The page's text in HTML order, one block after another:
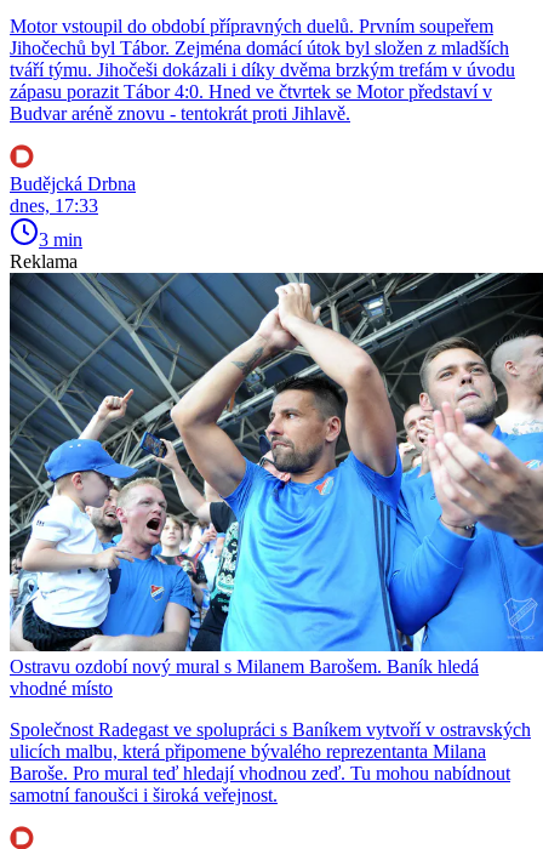
Motor vstoupil do období přípravných duelů. Prvním soupeřem
Jihočechů byl Tábor. Zejména domácí útok byl složen z mladších
tváří týmu. Jihočeši dokázali i díky dvěma brzkým trefám v úvodu
zápasu porazit Tábor 4:0. Hned ve čtvrtek se Motor představí v
Budvar aréně znovu - tentokrát proti Jihlavě.
Budějcká Drbna
dnes, 17:33
3 min
Reklama
Ostravu ozdobí nový mural s Milanem Barošem. Baník hledá
vhodné místo
Společnost Radegast ve spolupráci s Baníkem vytvoří v ostravských
ulicích malbu, která připomene bývalého reprezentanta Milana
Baroše. Pro mural teď hledají vhodnou zeď. Tu mohou nabídnout
samotní fanoušci i široká veřejnost.